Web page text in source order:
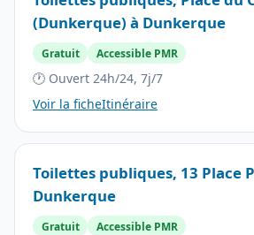
(Dunkerque) à Dunkerque
Gratuit Accessible PMR
🕐 Ouvert 24h/24, 7j/7
Voir la ficheItinéraire
Toilettes publiques, 13 Place
Dunkerque
Gratuit Accessible PMR